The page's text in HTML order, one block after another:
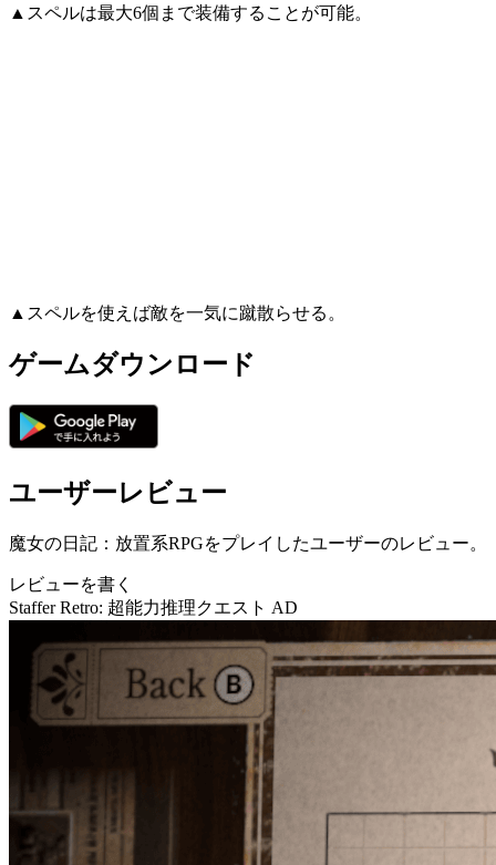
▲スペルは最大6個まで装備することが可能。
▲スペルを使えば敵を一気に蹴散らせる。
ゲームダウンロード
ユーザーレビュー
魔女の日記：放置系RPGをプレイしたユーザーのレビュー。
レビューを書く
Staffer Retro: 超能力推理クエスト AD